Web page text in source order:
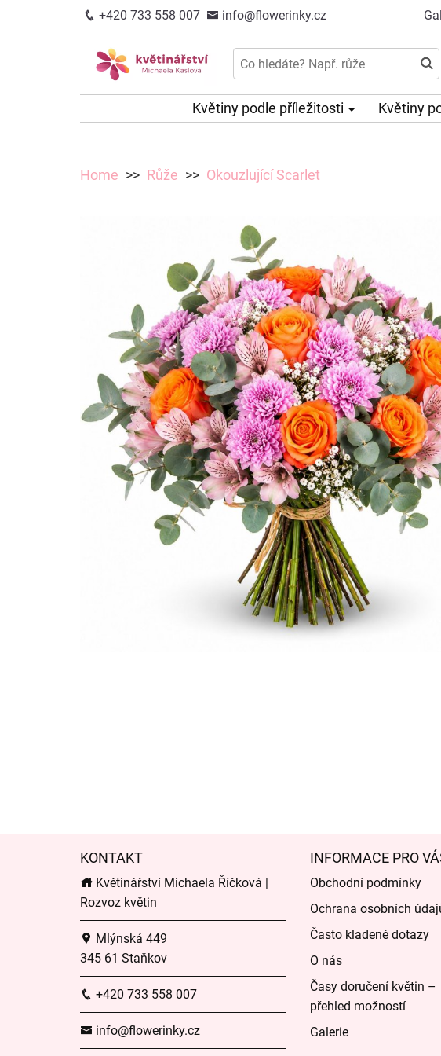
+420 733 558 007 info@flowerinky.cz
Květiny podle příležitosti Květiny
Home Růže Okouzlující Scarlet
KONTAKT
Květinářství Michaela Říčková |
Rozvoz květin
Mlýnská 449
345 61 Staňkov
+420 733 558 007
info@flowerinky.cz
INFORMACE PRO
Obchodní podmínky
Ochrana osobních
Často kladené dotazy
O nás
Časy doručení květin –
přehled možností
Galerie